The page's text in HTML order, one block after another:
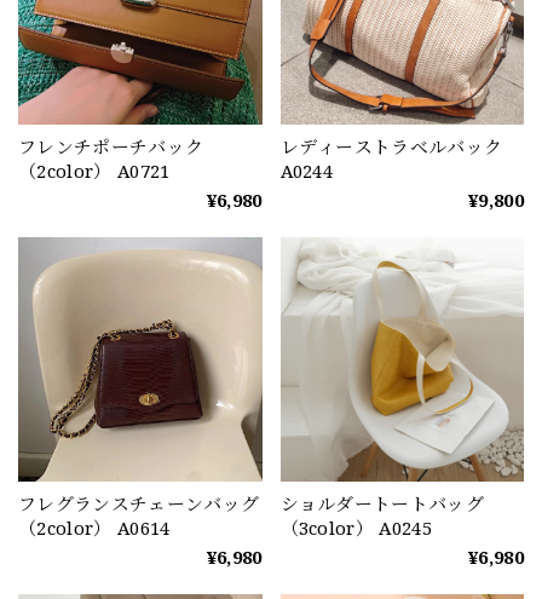
フレンチポーチバック
（2color） A0721
¥6,980
レディーストラベルバック
A0244
¥9,800
フレグランスチェーンバッグ
（2color） A0614
¥6,980
ショルダートートバッグ
（3color） A0245
¥6,980